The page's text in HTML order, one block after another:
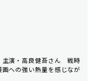
主演・高良健吾さん 戦時
への強い熱量を感じなが